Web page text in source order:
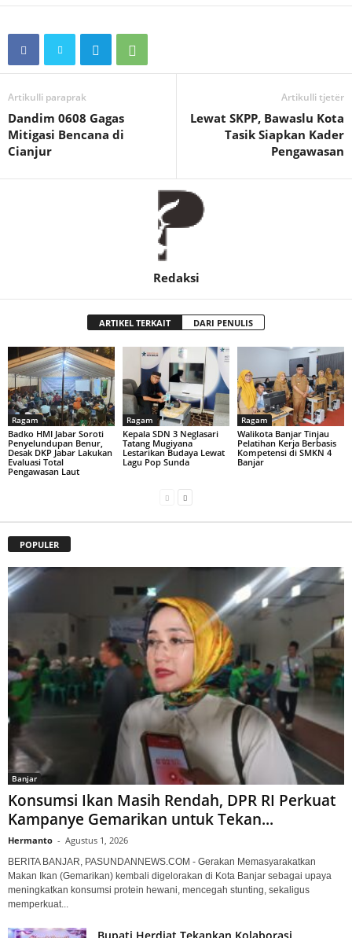
Artikulli paraprak
Dandim 0608 Gagas
Mitigasi Bencana di
Cianjur
Artikulli tjetër
Lewat SKPP, Bawaslu Kota
Tasik Siapkan Kader
Pengawasan
Redaksi
ARTIKEL TERKAIT DARI PENULIS
Ragam
Badko HMI Jabar Soroti
Penyelundupan Benur,
Desak DKP Jabar Lakukan
Evaluasi Total
Pengawasan Laut
Ragam
Kepala SDN 3 Neglasari
Tatang Mugiyana
Lestarikan Budaya Lewat
Lagu Pop Sunda
Ragam
Walikota Banjar Tinjau
Pelatihan Kerja Berbasis
Kompetensi di SMKN 4
Banjar
POPULER
Banjar
Konsumsi Ikan Masih Rendah, DPR RI Perkuat
Kampanye Gemarikan untuk Tekan...
Hermanto - Agustus 1, 2026
BERITA BANJAR, PASUNDANNEWS.COM - Gerakan Memasyarakatkan
Makan Ikan (Gemarikan) kembali digelorakan di Kota Banjar sebagai upaya
meningkatkan konsumsi protein hewani, mencegah stunting, sekaligus
memperkuat...